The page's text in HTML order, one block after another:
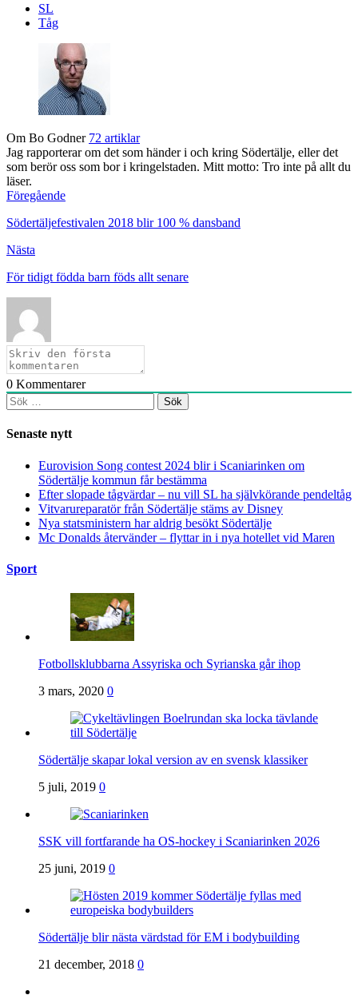
SL
Tåg
Om Bo Godner 72 artiklar
Jag rapporterar om det som händer i och kring Södertälje, eller det
som berör oss som bor i kringelstaden. Mitt motto: Tro inte på allt du
läser.
Föregående
Södertäljefestivalen 2018 blir 100 % dansband
Nästa
För tidigt födda barn föds allt senare
0 Kommentarer
Sök
efter:
Senaste nytt
Eurovision Song contest 2024 blir i Scaniarinken om
Södertälje kommun får bestämma
Efter slopade tågvärdar – nu vill SL ha självkörande pendeltåg
Vitvarureparatör från Södertälje stäms av Disney
Nya statsministern har aldrig besökt Södertälje
Mc Donalds återvänder – flyttar in i nya hotellet vid Maren
Sport
Fotbollsklubbarna Assyriska och Syrianska går ihop
3 mars, 2020 0
Södertälje skapar lokal version av en svensk klassiker
5 juli, 2019 0
SSK vill fortfarande ha OS-hockey i Scaniarinken 2026
25 juni, 2019 0
Södertälje blir nästa värdstad för EM i bodybuilding
21 december, 2018 0